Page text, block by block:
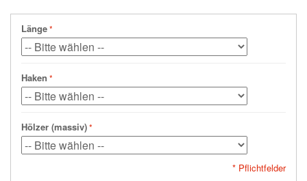
Länge
Haken
Hölzer (massiv)
* Pflichtfelder